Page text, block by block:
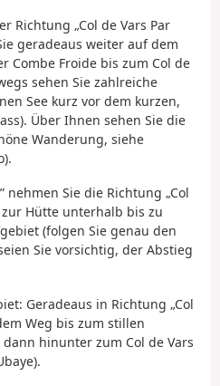
Richtung „Col de Vars Par
geradeaus weiter auf dem
Combe Froide bis zum Col de
sehen Sie zahlreiche
See kurz vor dem kurzen,
Über Ihnen sehen Sie die
Wanderung, siehe
nehmen Sie die Richtung „Col
Hütte unterhalb bis zu
(folgen Sie genau den
Sie vorsichtig, der Abstieg
Geradeaus in Richtung „Col
Weg bis zum stillen
dann hinunter zum Col de Vars